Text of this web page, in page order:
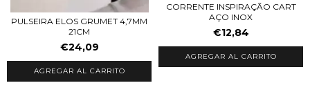
PULSEIRA ELOS GRUMET 4,7MM
21CM
€24,09
AGREGAR AL CARRITO
CORRENTE INSPIRAÇÃO CART
AÇO INOX
€12,84